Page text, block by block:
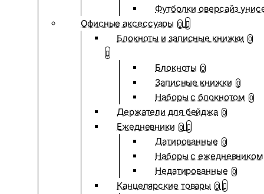
Футболки оверсайз
Офисные аксессуары 0
Блокноты и записные книжки 0
Блокноты 0
Записные книжки 0
Наборы с блокнотом 0
Держатели для бейджа 0
Ежедневники 0
Датированные 0
Наборы с ежедневником
Недатированные 0
Канцелярские товары 0